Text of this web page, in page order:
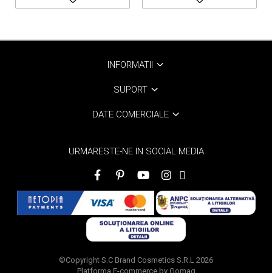
INFORMATII
SUPORT
DATE COMERCIALE
URMARESTE-NE IN SOCIAL MEDIA
©Copyright S.C Brand Cosmetics S.R.L 2026
Platforma E-commerce by Gomag